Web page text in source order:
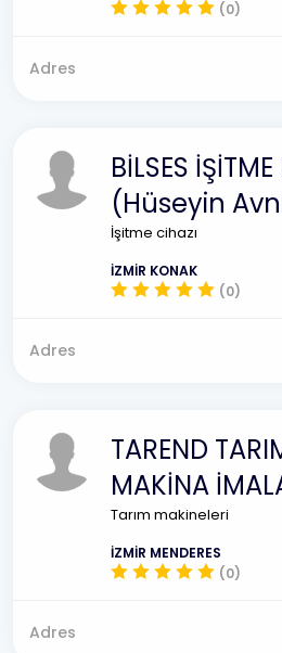
(0)
Adres
BİLSES
(Hüseyin
İşitme cihazı
İZMİR KONAK
(0)
Adres
TAREND
MAKİNA
Tarım makineleri
İZMİR MENDERES
(0)
Adres